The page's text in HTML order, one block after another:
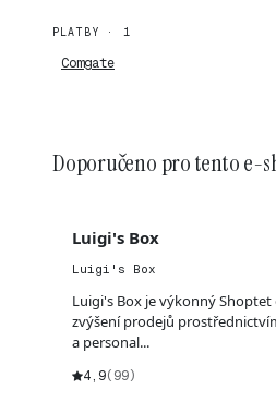
PLATBY · 1
Comgate
Doporučeno pro tento e-
Luigi's Box
Luigi's Box
Luigi's Box je výkonný
zvýšení prodejů
a personal...
4,9(99)